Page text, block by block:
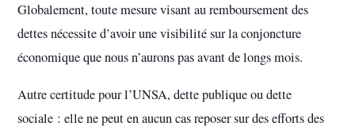
Globalement, toute mesure visant au remboursement des
dettes nécessite d’avoir une visibilité sur la conjoncture
économique que nous n’aurons pas avant de longs mois.
Autre certitude pour l’UNSA, dette publique ou dette
sociale : elle ne peut en aucun cas reposer sur des efforts des